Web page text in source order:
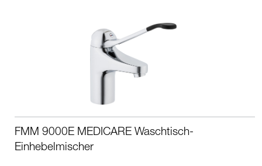
FMM 9000E MEDICARE Waschtisch-
Einhebelmischer